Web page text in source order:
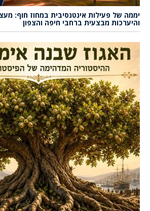
יממה של פעילות אינטנסיבית במחוז חוף:
והיערכות מבצעית ברחבי חיפה והצפון